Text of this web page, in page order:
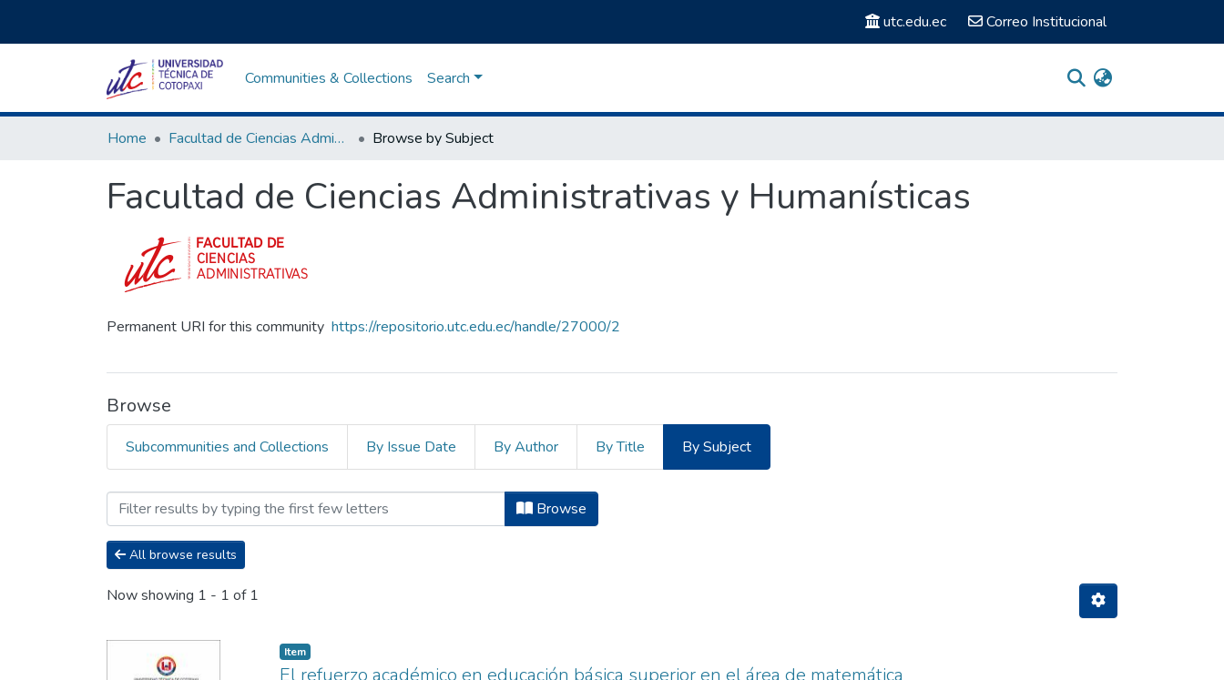
utc.edu.ec Correo Institucional
Communities & Collections Search
Home Facultad de Ciencias Administrativas y Humanísticas Browse by Subject
Facultad de Ciencias Administrativas y Humanísticas
Permanent URI for this community https://repositorio.utc.edu.ec/handle/27000/2
Browse
Subcommunities and Collections By Issue Date By Author By Title By Subject
Browsing Facultad de Ciencias Administrativas y Humanísticas by Subject "ACADÉMICO"
Browse
All browse results
Now showing 1 - 1 of 1
Item
El refuerzo académico en educación básica superior en el área de matemática